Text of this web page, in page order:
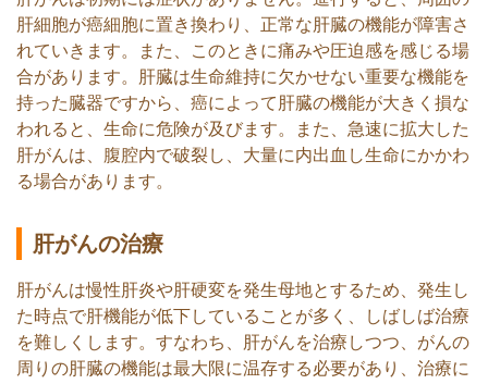
肝細胞が癌細胞に置き換わり、正常な肝臓の機能が障害さ
れていきます。また、このときに痛みや圧迫感を感じる場
合があります。肝臓は生命維持に欠かせない重要な機能を
持った臓器ですから、癌によって肝臓の機能が大きく損な
われると、生命に危険が及びます。また、急速に拡大した
肝がんは、腹腔内で破裂し、大量に内出血し生命にかかわ
る場合があります。
肝がんの治療
肝がんは慢性肝炎や肝硬変を発生母地とするため、発生し
た時点で肝機能が低下していることが多く、しばしば治療
を難しくします。すなわち、肝がんを治療しつつ、がんの
周りの肝臓の機能は最大限に温存する必要があり、治療に